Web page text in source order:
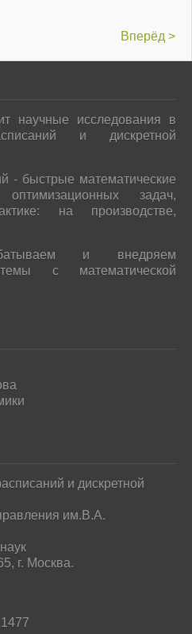
Вперёд >
научные исследования в
и дискретной
- быстрые математические
задач,
на производстве,
и внедряем
с математической
и дискретной
им.В.А.
г. Москва.